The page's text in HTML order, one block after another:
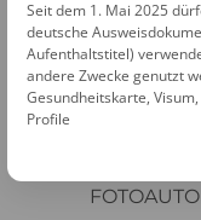
Seit dem 1. Mai 2025
deutsche
Aufenthaltstitel)
andere Zwecke genutzt
Gesundheitskarte,
Profile